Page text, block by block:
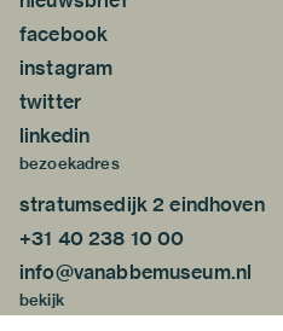
facebook
instagram
twitter
linkedin
bezoekadres
stratumsedijk 2 eindhoven
+31 40 238 10 00
info@vanabbemuseum.nl
bekijk